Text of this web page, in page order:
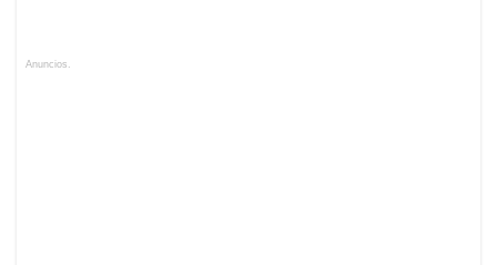
Anuncios.